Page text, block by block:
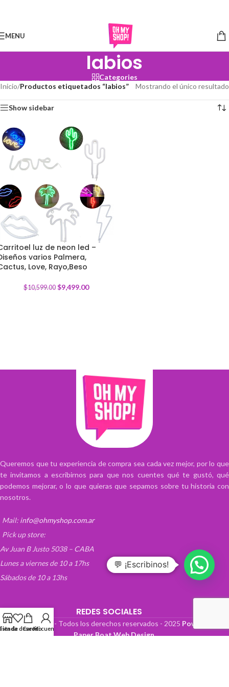
MENU
labios
Categories
Inicio/Productos etiquetados “labios” Mostrando el único resultado
Show sidebar
-10%
luz de neon led –
varios Palmera,
Love, Rayo,Beso
$10,599.00 $9,499.00
Queremos que tu experiencia de compra sea cada vez mejor, por lo que
te invitamos a escribirnos para que nos cuentes qué te gustó, qué
podemos mejorar, o lo que quieras que sepamos sobre tu historia con
nosotros.
Mail: info@ohmyshop.com.ar
Pick up store:
Av Juan B Justo 5038 – CABA
Lunes a viernes de 10 a 17hs
Sábados de 10 a 13hs
REDES SOCIALES
OhMyTienda! - Todos los derechos reservados - 2025 Powered by
Paper Boat Web Design.
de deseos
CarritoMi cuenta
💬 ¡Escribinos!